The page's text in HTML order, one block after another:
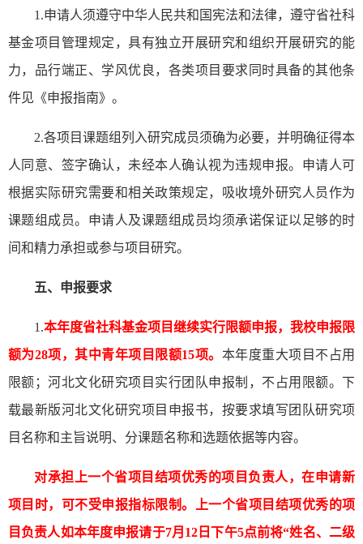
1 .申请人须遵守中华人民共和国宪法和法律，遵守省社科
基金项目管理规定，具有独立开展研究和组织开展研究的能
力，品行端正、学风优良，各类项目要求同时具备的其他条
件见《申报指南》。
2.各项目课题组列入研究成员须确为必要，并明确征得本
人同意、签字确认，未经本人确认视为违规申报。申请人可
根据实际研究需要和相关政策规定，吸收境外研究人员作为
课题组成员。申请人及课题组成员均须承诺保证以足够的时
间和精力承担或参与项目研究。
五、申报要求
1.本年度省社科基金项目继续实行限额申报，我校申报限
额为28项，其中青年项目限额15项。 本年度重大项目不占用
限额；河北文化研究项目实行团队申报制，不占用限额。下
载最新版河北文化研究项目申报书，按要求填写团队研究项
目名称和主旨说明、分课题名称和选题依据等内容。
对承担上一个省项目结项优秀的项目负责人，在申请新
项目时，可不受申报指标限制。
上一个省项目结项优秀的项
目负责人如本年度申报请于7月12日下午5点前将“姓名、二级